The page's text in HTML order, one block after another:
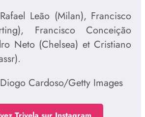
Rafael Leão (Milan), Francisco
Francisco Conceição
Neto (Chelsea) et Cristiano
Cardoso/Getty Images